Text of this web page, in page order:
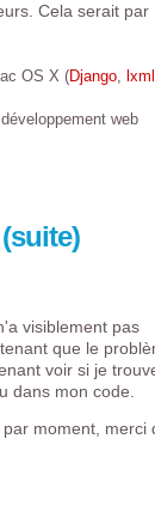
Cela serait par
OS X (Django, lxml
web
visiblement pas
que le
voir si je
dans mon code.
moment, merci